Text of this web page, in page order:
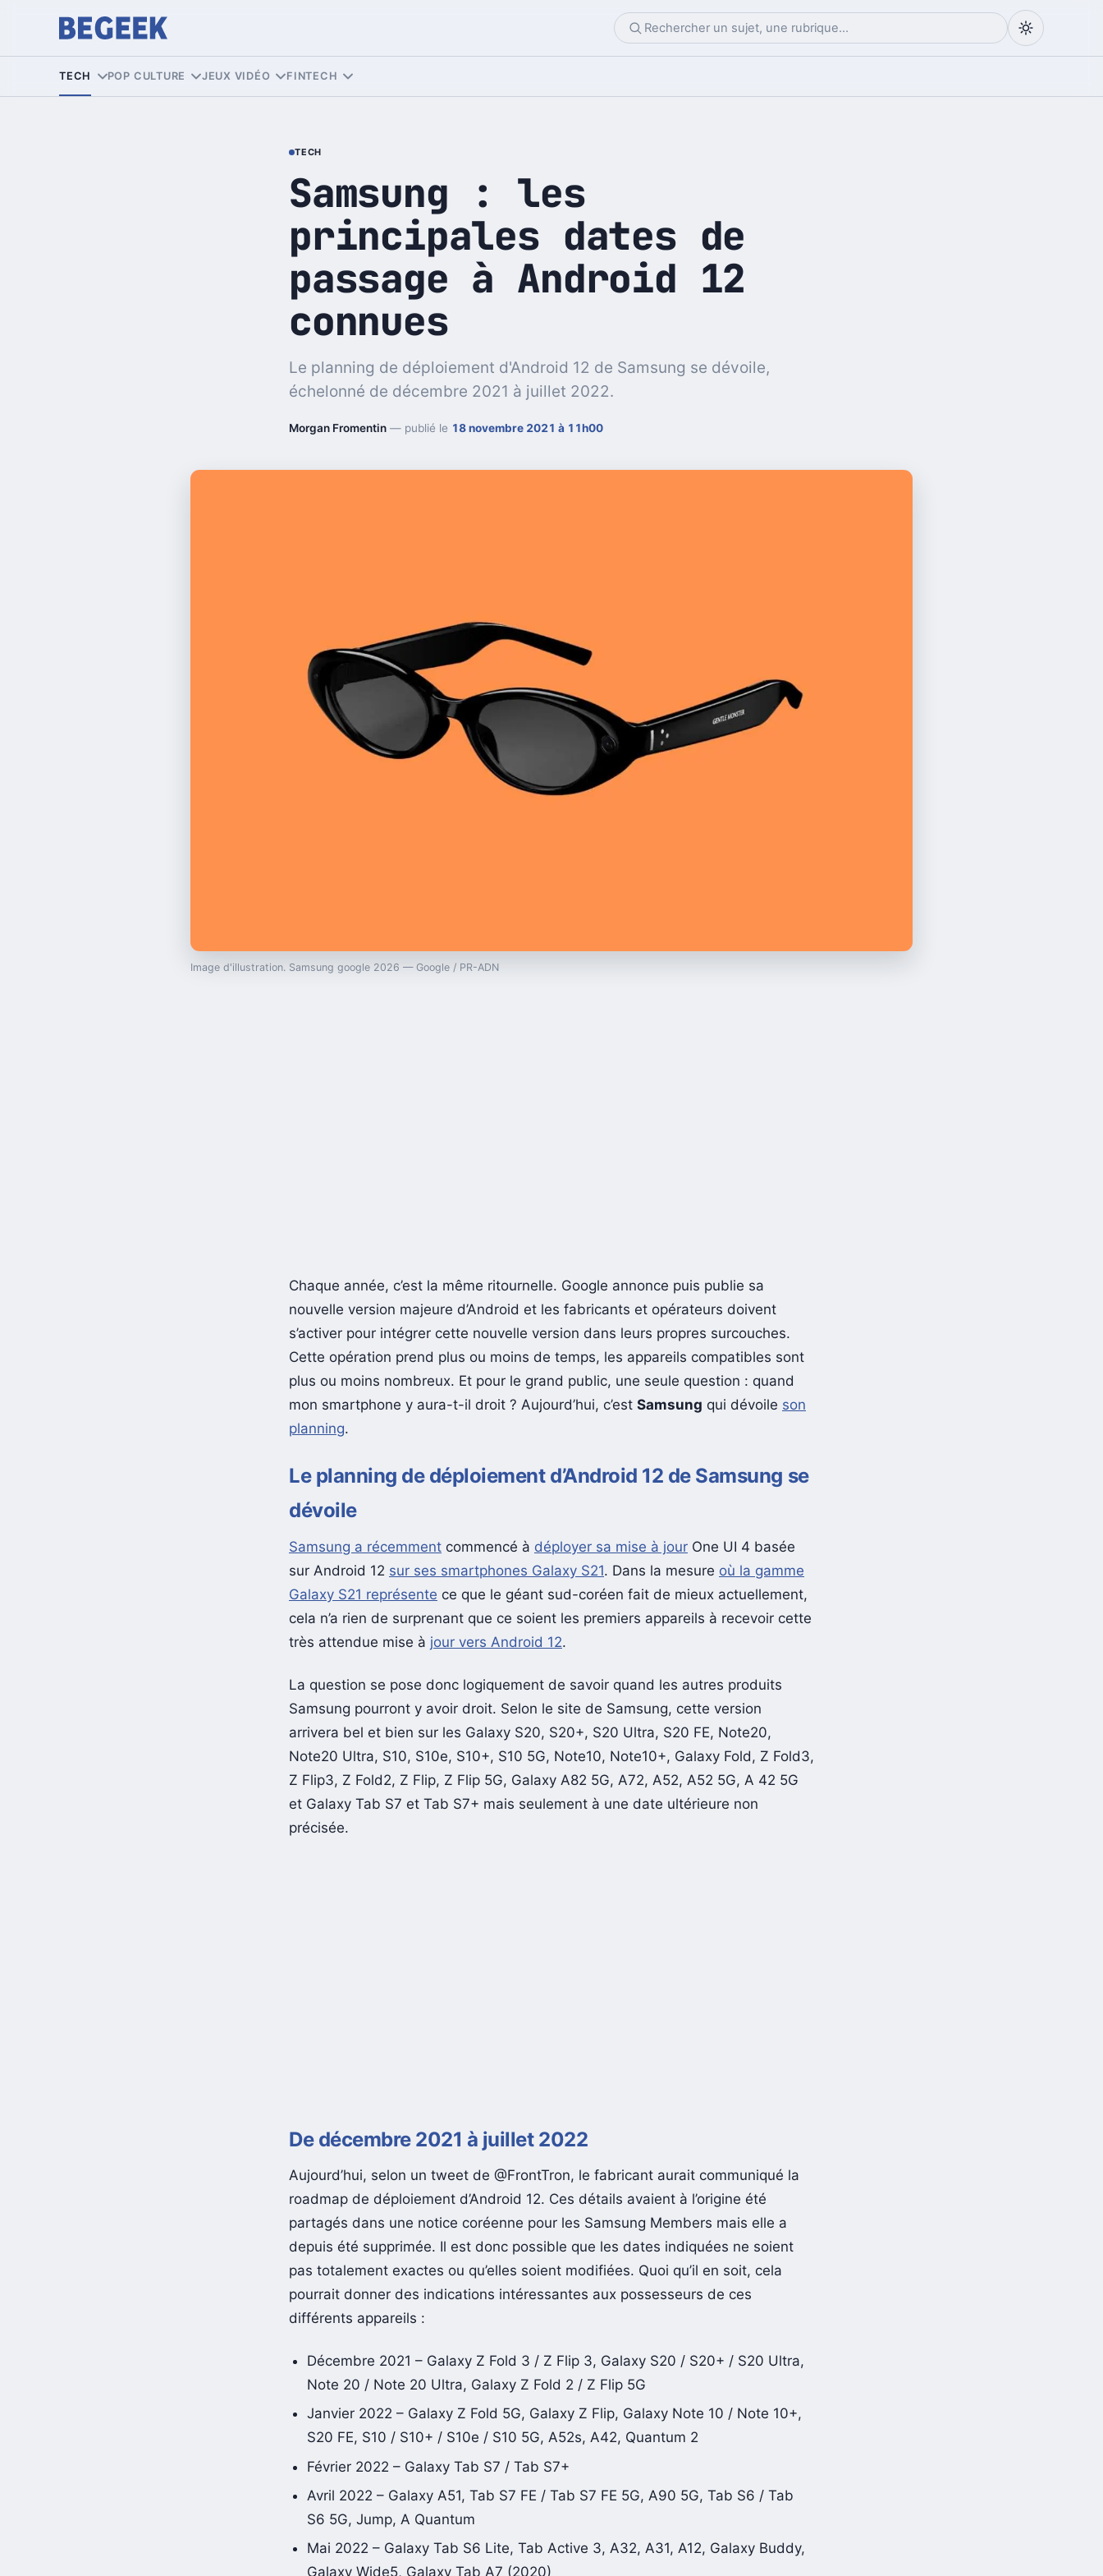
TECH POP CULTURE JEUX VIDÉO FINTECH
TECH
Samsung : les
principales dates de
passage à Android 12
connues
Le planning de déploiement d'Android 12 de Samsung se dévoile,
échelonné de décembre 2021 à juillet 2022.
Morgan Fromentin — publié le 18 novembre 2021 à 11h00
Image d'illustration. Samsung google 2026 — Google / PR-ADN
Chaque année, c’est la même ritournelle. Google annonce puis publie sa
nouvelle version majeure d’Android et les fabricants et opérateurs doivent
s’activer pour intégrer cette nouvelle version dans leurs propres surcouches.
Cette opération prend plus ou moins de temps, les appareils compatibles sont
plus ou moins nombreux. Et pour le grand public, une seule question : quand
mon smartphone y aura-t-il droit ? Aujourd’hui, c’est Samsung qui dévoile son
planning.
Le planning de déploiement d’Android 12 de Samsung se
dévoile
Samsung a récemment commencé à déployer sa mise à jour One UI 4 basée
sur Android 12 sur ses smartphones Galaxy S21. Dans la mesure où la gamme
Galaxy S21 représente ce que le géant sud-coréen fait de mieux actuellement,
cela n’a rien de surprenant que ce soient les premiers appareils à recevoir cette
très attendue mise à jour vers Android 12.
La question se pose donc logiquement de savoir quand les autres produits
Samsung pourront y avoir droit. Selon le site de Samsung, cette version
arrivera bel et bien sur les Galaxy S20, S20+, S20 Ultra, S20 FE, Note20,
Note20 Ultra, S10, S10e, S10+, S10 5G, Note10, Note10+, Galaxy Fold, Z Fold3,
Z Flip3, Z Fold2, Z Flip, Z Flip 5G, Galaxy A82 5G, A72, A52, A52 5G, A 42 5G
et Galaxy Tab S7 et Tab S7+ mais seulement à une date ultérieure non
précisée.
De décembre 2021 à juillet 2022
Aujourd’hui, selon un tweet de @FrontTron, le fabricant aurait communiqué la
roadmap de déploiement d’Android 12. Ces détails avaient à l’origine été
partagés dans une notice coréenne pour les Samsung Members mais elle a
depuis été supprimée. Il est donc possible que les dates indiquées ne soient
pas totalement exactes ou qu’elles soient modifiées. Quoi qu’il en soit, cela
pourrait donner des indications intéressantes aux possesseurs de ces
Décembre 2021 – Galaxy Z Fold 3 / Z Flip 3, Galaxy S20 / S20+ / S20 Ultra,
Janvier 2022 – Galaxy Z Fold 5G, Galaxy Z Flip, Galaxy Note 10 / Note 10+,
Avril 2022 – Galaxy A51, Tab S7 FE / Tab S7 FE 5G, A90 5G, Tab S6 / Tab
Mai 2022 – Galaxy Tab S6 Lite, Tab Active 3, A32, A31, A12, Galaxy Buddy,